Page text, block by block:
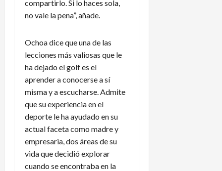
compartirlo. Si lo haces sola,
no vale la pena”, añade.
Ochoa dice que una de las
lecciones más valiosas que le
ha dejado el golf es el
aprender a conocerse a sí
misma y a escucharse. Admite
que su experiencia en el
deporte le ha ayudado en su
actual faceta como madre y
empresaria, dos áreas de su
vida que decidió explorar
cuando se encontraba en la